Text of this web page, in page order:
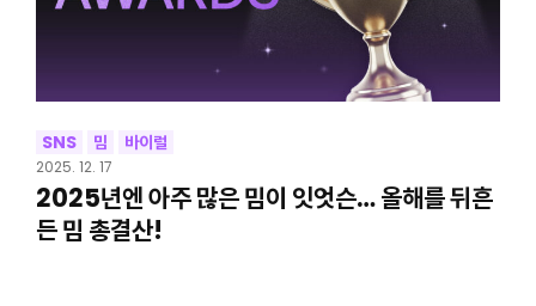
SNS 밈 바이럴
2025. 12. 17
2025년엔 아주 많은 밈이 잇엇슨… 올해를 뒤흔
든 밈 총결산!